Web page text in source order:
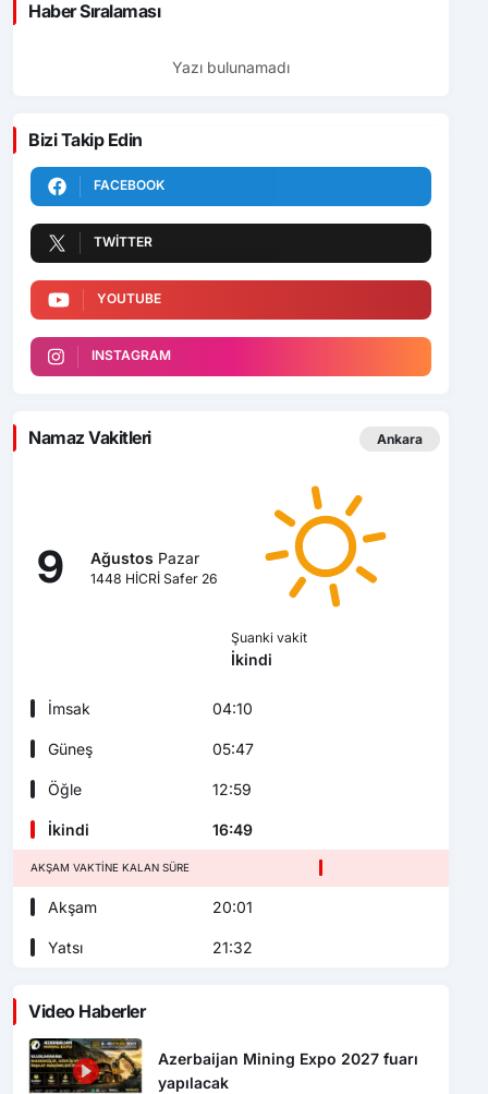
Haber Sıralaması
Yazı bulunamadı
Bizi Takip Edin
FACEBOOK
TWITTER
YOUTUBE
INSTAGRAM
Namaz Vakitleri Ankara
9 Ağustos Pazar
1448 HİCRİ Safer 26
Şuanki vakit
İkindi
İmsak 04:10
Güneş 05:47
Öğle 12:59
İkindi 16:49
AKŞAM VAKTINE KALAN SÜRE
Akşam 20:01
Yatsı 21:32
Video Haberler
Azerbaijan Mining Expo 2027 fuarı
yapılacak